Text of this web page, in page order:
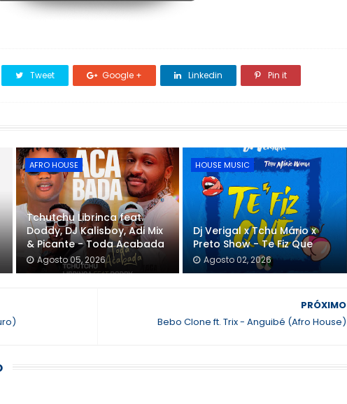
Tweet Google + Linkedin Pin it
AFRO HOUSE
Tchutchu Librinca feat.
Doddy, DJ Kalisboy, Adi Mix
& Picante - Toda Acabada
Agosto 05, 2026
HOUSE MUSIC
Dj Verigal x Tchu Mário x
Preto Show - Te Fiz Que
Agosto 02, 2026
PRÓXIMO
Bebo Clone ft. Trix - Anguibé (Afro House)